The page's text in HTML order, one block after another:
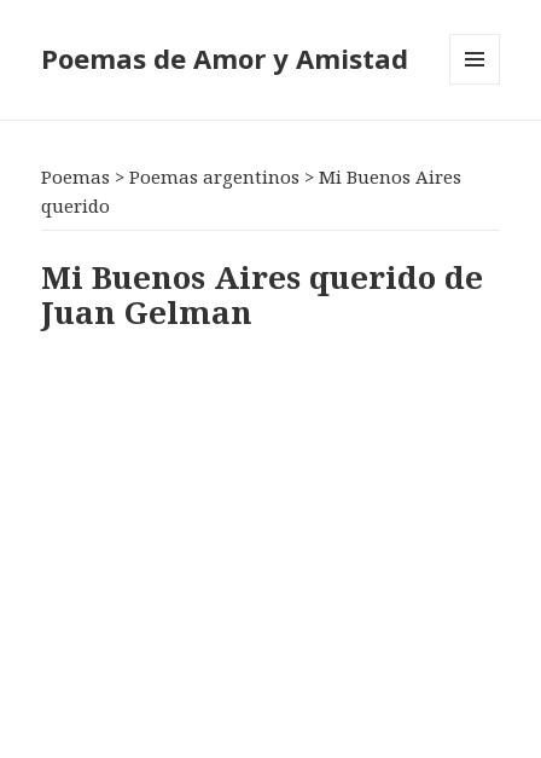
Poemas de Amor y Amistad
Poemas >Poemas argentinos >Mi Buenos Aires
querido
Mi Buenos Aires querido de
Juan Gelman